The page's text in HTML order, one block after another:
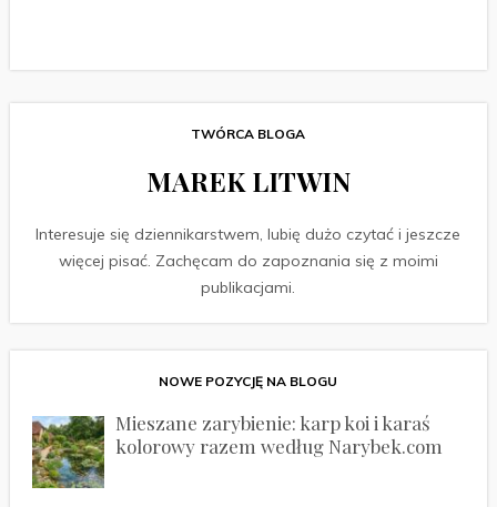
TWÓRCA BLOGA
MAREK LITWIN
Interesuje się dziennikarstwem, lubię dużo czytać i jeszcze
więcej pisać. Zachęcam do zapoznania się z moimi
publikacjami.
NOWE POZYCJĘ NA BLOGU
Mieszane zarybienie: karp koi i karaś
kolorowy razem według Narybek.com